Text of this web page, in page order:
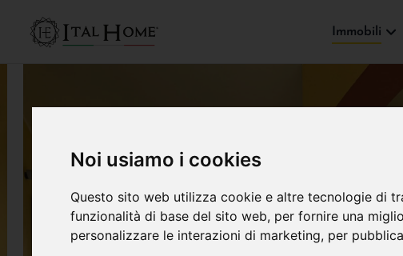
Noi usiamo i cookies
Questo sito web utilizza cookie e altre tecnologie di
funzionalità di base del sito web, per fornire una
personalizzare le interazioni di marketing, per
Immobili